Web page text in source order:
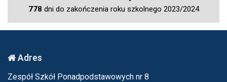
778 dni do zakończenia roku szkolnego 2023/2024
Adres
Zespół Szkół Ponadpodstawowych nr 8